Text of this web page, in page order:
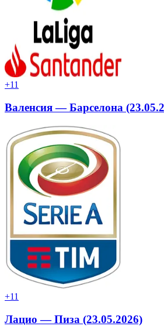
+11
Валенсия — Барселона
+11
Лацио — Пиза (23.05.2026)